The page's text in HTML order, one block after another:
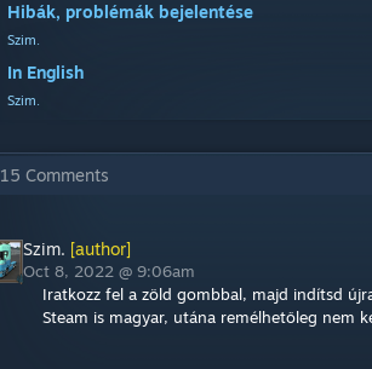
Hibák, problémák bejelentése
Szim.
In English
Szim.
15 Comments
Szim. [author]
Oct 8, 2022 @ 9:06am
Iratkozz fel a zöld gombbal, majd indítsd
Steam is magyar, utána remélhetőleg nem